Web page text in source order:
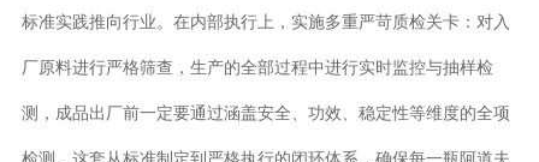
标准实践推向行业。在内部执行上，实施多重严苛质检关卡：对入
厂原料进行严格筛查，生产的全部过程中进行实时监控与抽样检
测，成品出厂前一定要通过涵盖安全、功效、稳定性等维度的全项